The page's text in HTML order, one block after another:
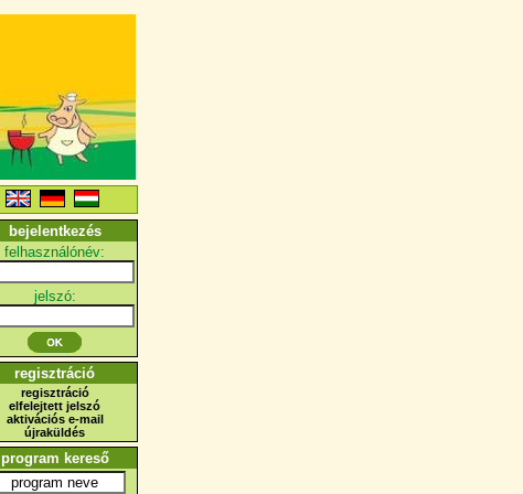
bejelentkezés
felhasználónév:
jelszó:
regisztráció
regisztráció
elfelejtett jelszó
aktivációs e-mail
újraküldés
program kereső